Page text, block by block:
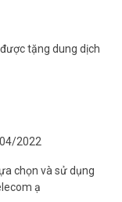
và tiết kiệm. Đèn UV
tay khi cầm lâu
ẩm, phun ẩm quần
ô nhiễm môi trường
vệ gia đình của bạn
tặng dung dịch
2022
chọn và sử dụng
ạ